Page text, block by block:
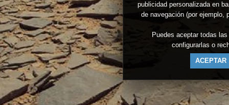
publicidad personalizada en
de navegación (por
Puedes aceptar todas
configurarlas o
ACEPTAR